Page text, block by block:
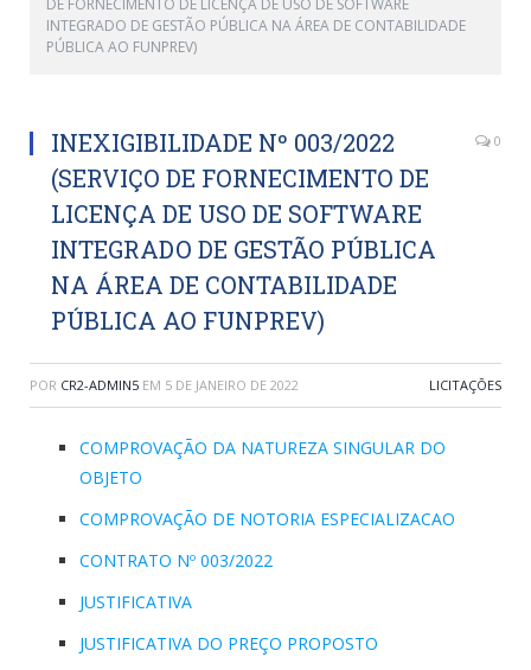
DE FORNECIMENTO DE LICENÇA DE USO DE SOFTWARE
INTEGRADO DE GESTÃO PÚBLICA NA ÁREA DE CONTABILIDADE
PÚBLICA AO FUNPREV)
INEXIGIBILIDADE Nº 003/2022
(SERVIÇO DE FORNECIMENTO DE
LICENÇA DE USO DE SOFTWARE
INTEGRADO DE GESTÃO PÚBLICA
NA ÁREA DE CONTABILIDADE
PÚBLICA AO FUNPREV)
0
POR CR2-ADMIN5 EM 5 DE JANEIRO DE 2022 LICITAÇÕES
COMPROVAÇÃO DA NATUREZA SINGULAR DO
OBJETO
COMPROVAÇÃO DE NOTORIA ESPECIALIZACAO
CONTRATO Nº 003/2022
JUSTIFICATIVA
JUSTIFICATIVA DO PREÇO PROPOSTO